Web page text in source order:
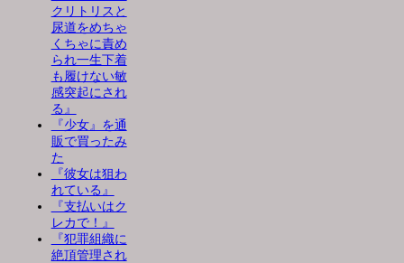
クリトリスと
尿道をめちゃ
くちゃに責め
られ一生下着
も履けない敏
感突起にされ
る』
『少女』を通
販で買ったみ
た
『彼女は狙わ
れている』
『支払いはク
レカで！』
『犯罪組織に
絶頂管理され